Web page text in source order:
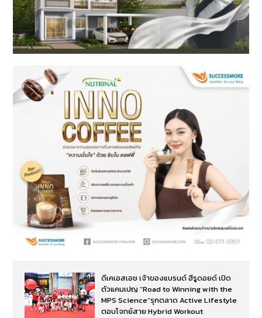
ดีเคเอสเอช เจ้าของแบรนด์ ฮีรูดอยด์ เปิด
ตัวแคมเปญ “Road to Winning with the
MPS Science”รุกตลาด Active Lifestyle
ตอบโจทย์สาย Hybrid Workout